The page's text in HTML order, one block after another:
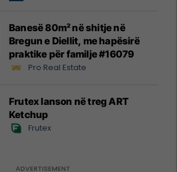
Banesë 80m² në shitje në
Bregun e Diellit, me hapësirë
praktike për familje #16079
Pro Real Estate
Frutex lanson në treg ART
Ketchup
Frutex